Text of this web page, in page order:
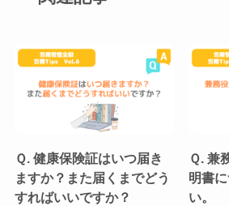
Ｑ. 健康保険証はいつ届き
ますか？また届くまでどう
すればいいですか？
Ｑ. 兼
明書
い。